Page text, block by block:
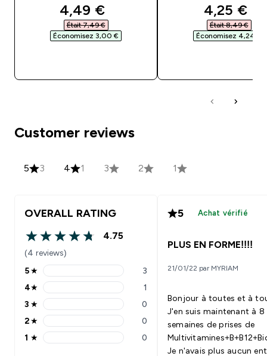
discounted price
4,49 €‎
Était 7,49 €‎
Économisez 3,00 €‎
4,25 €‎
Était 8,49 €‎
Économisez 4,24 €‎
Customer reviews
5 3 4 1 3 2 1
OVERALL RATING
4.75 out of 5 stars
4.75
(4 reviews)
5 stars rating 3 reviews
5★ 3
4 stars rating 1 reviews
4★ 1
3 stars rating 0 reviews
3 ★ 0
2 stars rating 0 reviews
2★ 0
1 stars rating 0 reviews
1 ★ 0
5 Achat vérifié
PLUS EN FORME!!!!
21/01/22 par MYRIAM
Bonjour à toutes et à
J'en suis maintenant à 8
semaines de prises de
Je n'avais plus aucun